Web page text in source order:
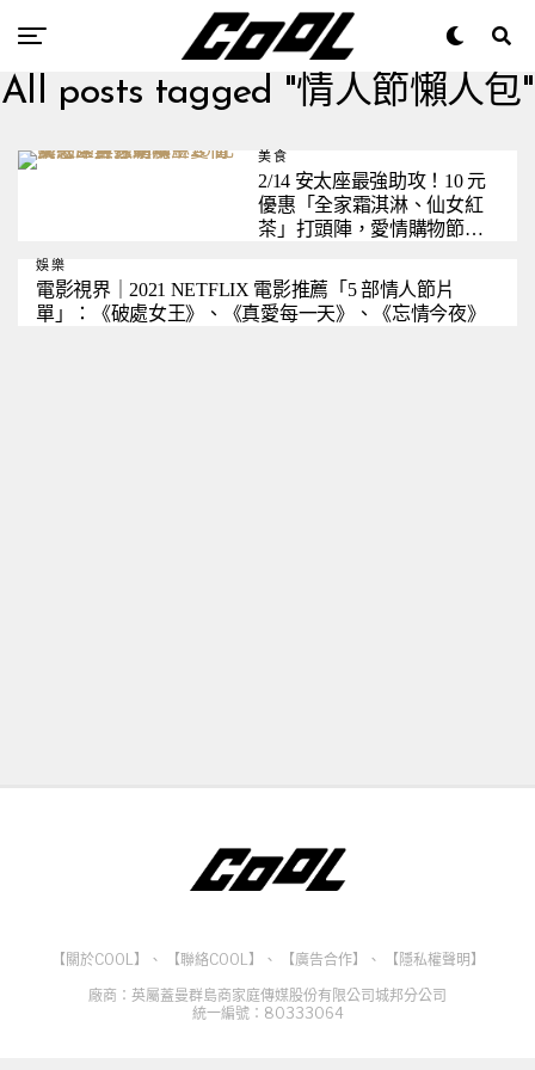
All posts tagged "情人節懶人包"
美食
2/14 安太座最強助攻！10 元
優惠「全家霜淇淋、仙女紅
茶」打頭陣，愛情購物節再
娛樂
電影視界｜2021 NETFLIX 電影推薦「5 部情人節片
單」：《破處女王》、《真愛每一天》、《忘情今夜》
【關於COOL】 、 【聯絡COOL】 、 【廣告合作】 、
【隱私權聲明】
廠商：英屬蓋曼群島商家庭傳媒股份有限公司城邦分公司
統一編號：80333064